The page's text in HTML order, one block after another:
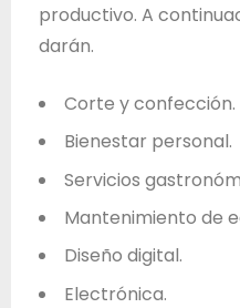
productivo. A
darán.
Corte y confección.
Bienestar personal.
Servicios
Mantenimiento de
Diseño digital.
Electrónica.